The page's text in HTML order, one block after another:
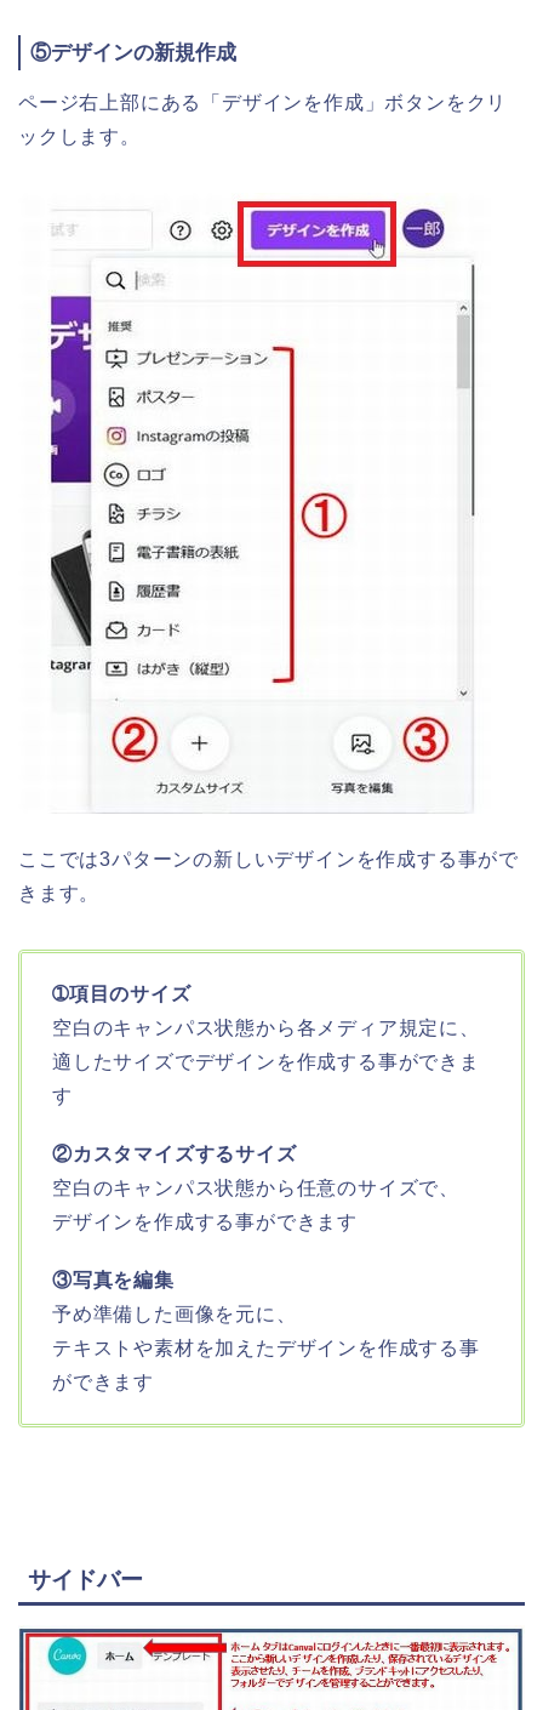
⑤デザインの新規作成
ページ右上部にある「デザインを作成」ボタンをクリ
ックします。
ここでは3パターンの新しいデザインを作成する事がで
きます。
➀項目のサイズ
空白のキャンパス状態から各メディア規定に、
適したサイズでデザインを作成する事ができま
す
②カスタマイズするサイズ
空白のキャンパス状態から任意のサイズで、
デザインを作成する事ができます
③写真を編集
予め準備した画像を元に、
テキストや素材を加えたデザインを作成する事
ができます
サイドバー